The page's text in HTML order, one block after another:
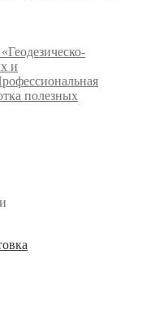
и
полезных